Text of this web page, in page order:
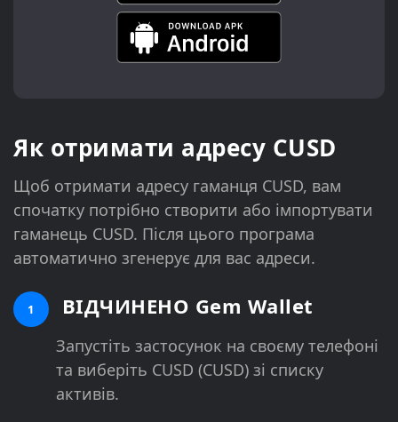
Як отримати адресу CUSD
Щоб отримати адресу гаманця CUSD, вам
спочатку потрібно створити або імпортувати
гаманець CUSD. Після цього програма
автоматично згенерує для вас адреси.
1 ВІДЧИНЕНО Gem Wallet
Запустіть застосунок на своєму телефоні
та виберіть CUSD (CUSD) зі списку
активів.